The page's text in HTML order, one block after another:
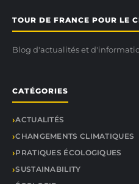
TOUR DE FRANCE POUR LE
Blog d'actualités et
CATÉGORIES
ACTUALITÉS
CHANGEMENTS CLIMATIQUES
PRATIQUES ÉCOLOGIQUES
SUSTAINABILITY